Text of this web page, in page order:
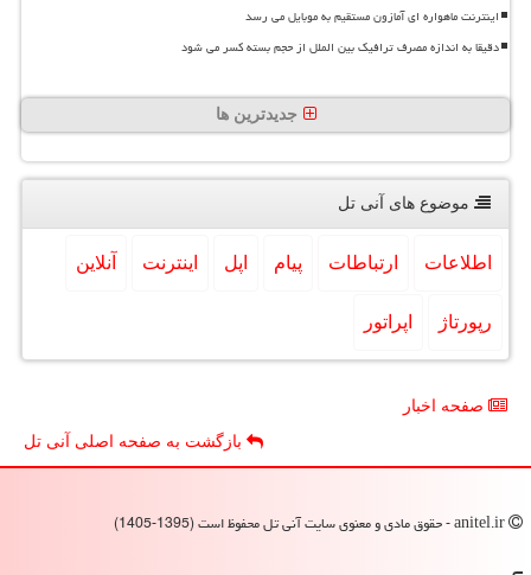
اینترنت ماهواره ای آمازون مستقیم به موبایل می رسد
دقیقا به اندازه مصرف ترافیک بین الملل از حجم بسته کسر می شود
جدیدترین ها
موضوع های آنی تل
اطلاعات ارتباطات پیام اپل اینترنت آنلاین
رپورتاژ اپراتور
صفحه اخبار
بازگشت به صفحه اصلی آنی تل